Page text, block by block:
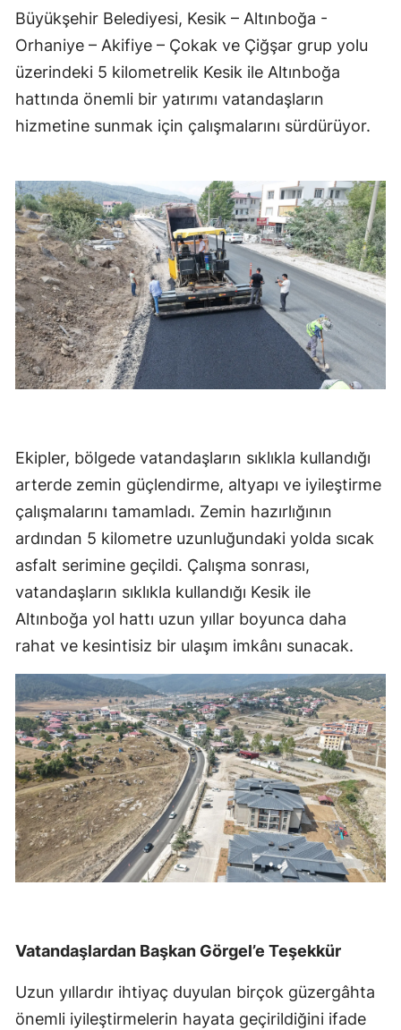
Büyükşehir Belediyesi, Kesik – Altınboğa -
Orhaniye – Akifiye – Çokak ve Çiğşar grup yolu
üzerindeki 5 kilometrelik Kesik ile Altınboğa
hattında önemli bir yatırımı vatandaşların
hizmetine sunmak için çalışmalarını sürdürüyor.
Ekipler, bölgede vatandaşların sıklıkla kullandığı
arterde zemin güçlendirme, altyapı ve iyileştirme
çalışmalarını tamamladı. Zemin hazırlığının
ardından 5 kilometre uzunluğundaki yolda sıcak
asfalt serimine geçildi. Çalışma sonrası,
vatandaşların sıklıkla kullandığı Kesik ile
Altınboğa yol hattı uzun yıllar boyunca daha
rahat ve kesintisiz bir ulaşım imkânı sunacak.
Vatandaşlardan Başkan Görgel’e Teşekkür
Uzun yıllardır ihtiyaç duyulan birçok güzergâhta
önemli iyileştirmelerin hayata geçirildiğini ifade